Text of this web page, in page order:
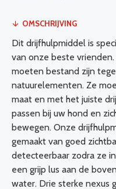
OMSCHRIJVING
Dit drijfhulpmiddel is
van onze beste
moeten bestand zijn
natuurelementen. Ze
maat en met het juiste
passen bij uw hond en
bewegen. Onze
gemaakt van goed
detecteerbaar zodra ze
een grijp lus aan de
water. Drie sterke nexus